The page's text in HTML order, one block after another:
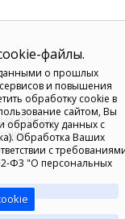
файлы.
о прошлых
и повышения
обработку cookie в
сайтом, Вы
обработку данных с
Обработка Ваших
с
Ф3 "О персональных
данных